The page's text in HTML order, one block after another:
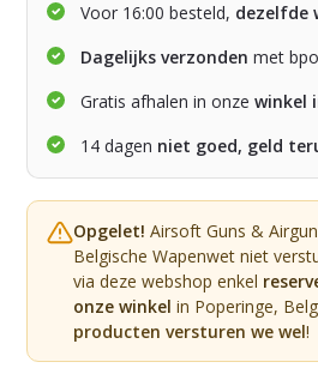
Voor 16:00 besteld, dezelfde
Dagelijks verzonden met
Gratis afhalen in onzewinkel
14 dagen niet goed, geld
Opgelet! Airsoft Guns &
Belgische Wapenwet niet
via deze webshop enkel
onze winkel in Poperinge,
producten versturen we wel!